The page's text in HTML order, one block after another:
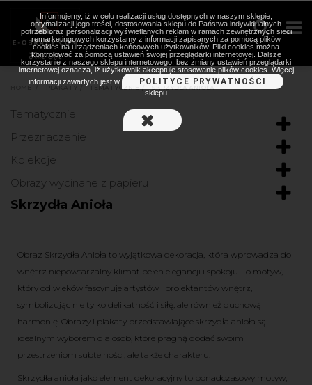
PLAKATY > TEMATYCZNIE
Tematycznie
Przeznaczenie
Kolekcje
Obrazy wycinane z papieru
Skrzydła Anioła
Obraz Skrzydła Anioła to wyjątkowa dekoracja, która wprowadza do
wnętrz niepowtarzalny klimat pełen elegancji i spokoju. To motyw,
który od wieków fascynuje artystów i projektantów wnętrz,
symbolizując nie tylko delikatność i siłę, ale również duchową
harmonię. Obrazy i plakaty przedstawiające skrzydła anioła są
idealnym wyborem dla osób, które pragną dodać swoim
przestrzeniom subtelności, ale także charakteru.
Skrzydła anioła jako element dekoracyjny to ponadczasowy motyw,
Informujemy, iż w celu realizacji usług dostępnych w naszym sklepie,
optymalizacji jego treści, dostosowania sklepu do Państwa indywidualnych
potrzeb oraz personalizacji wyświetlanych reklam w ramach zewnętrznych sieci
remarketingowych korzystamy z informacji zapisanych za pomocą plików
cookies na urządzeniach końcowych użytkowników. Pliki cookies można
kontrolować za pomocą ustawień swojej przeglądarki internetowej. Dalsze
korzystanie z naszego sklepu internetowego, bez zmiany ustawień przeglądarki
internetowej oznacza, iż użytkownik akceptuje stosowanie plików cookies. Więcej
informacji zawartych jest w
POLITYCE PRYWATNOŚCI
sklepu.